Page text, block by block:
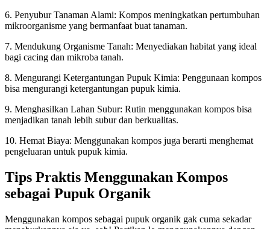
6. Penyubur Tanaman Alami: Kompos meningkatkan pertumbuhan
mikroorganisme yang bermanfaat buat tanaman.
7. Mendukung Organisme Tanah: Menyediakan habitat yang ideal
bagi cacing dan mikroba tanah.
8. Mengurangi Ketergantungan Pupuk Kimia: Penggunaan kompos
bisa mengurangi ketergantungan pupuk kimia.
9. Menghasilkan Lahan Subur: Rutin menggunakan kompos bisa
menjadikan tanah lebih subur dan berkualitas.
10. Hemat Biaya: Menggunakan kompos juga berarti menghemat
pengeluaran untuk pupuk kimia.
Tips Praktis Menggunakan Kompos
sebagai Pupuk Organik
Menggunakan kompos sebagai pupuk organik gak cuma sekadar